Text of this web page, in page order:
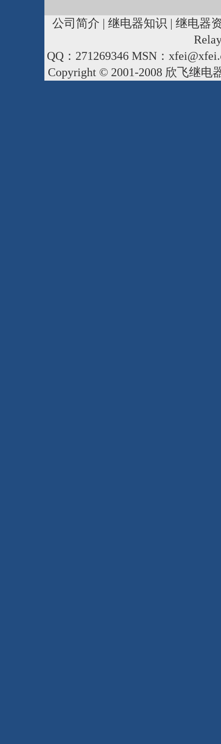
公司简介 | 继电器知识 | 继电器
QQ：271269346 MSN：
Copyright © 2001-2008 欣飞继电